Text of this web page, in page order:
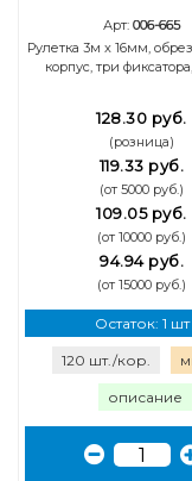
Арт: 006-665
Рулетка 3м x 16мм,
корпус, три
128.30 руб.
(розница)
119.33 руб.
(от 5000 руб.)
109.05 руб.
(от 10000 руб.)
94.94 руб.
(от 15000 руб.)
Остаток: 1 шт
120 шт./кор.
описание